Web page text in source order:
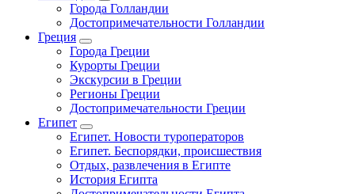
Города Голландии
Достопримечательности Голландии
Греция
Города Греции
Курорты Греции
Экскурсии в Греции
Регионы Греции
Достопримечательности Греции
Египет
Египет. Новости туроператоров
Египет. Беспорядки, происшествия
Отдых, развлечения в Египте
История Египта